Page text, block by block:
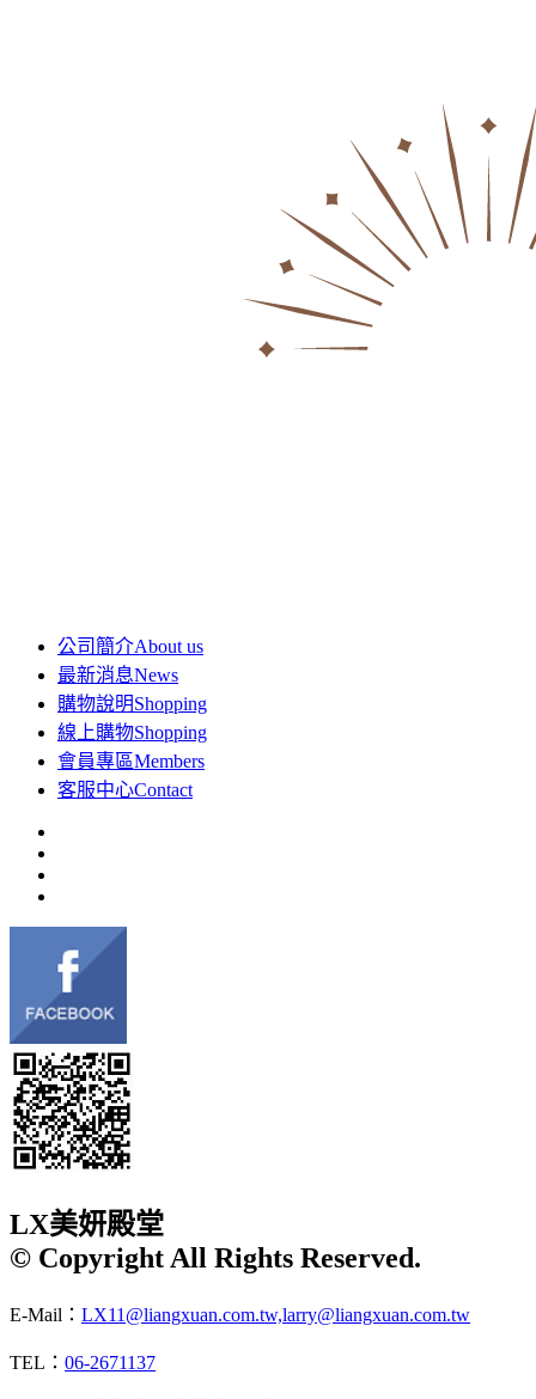
公司簡介About us
最新消息News
購物說明Shopping
線上購物Shopping
會員專區Members
客服中心Contact
LX美妍殿堂
© Copyright All Rights Reserved.
E-Mail： LX11@liangxuan.com.tw,larry@liangxuan.com.tw
TEL： 06-2671137